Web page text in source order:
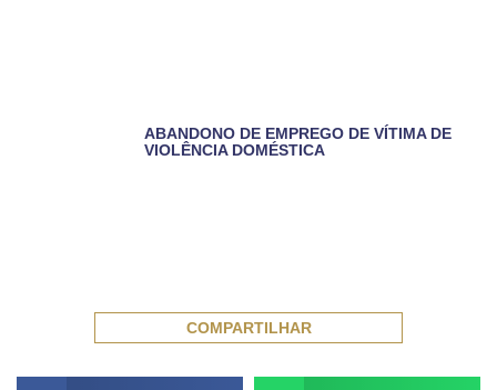
ABANDONO DE EMPREGO DE VÍTIMA DE
VIOLÊNCIA DOMÉSTICA
COMPARTILHAR